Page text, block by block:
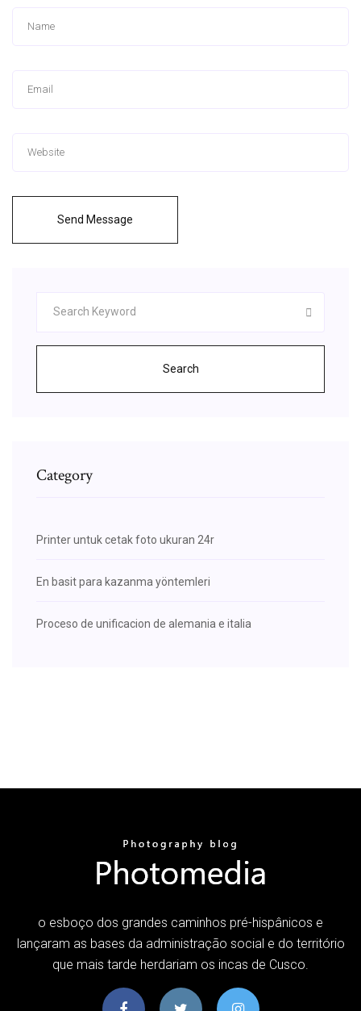
Send Message
Search
Category
Printer untuk cetak foto ukuran 24r
En basit para kazanma yöntemleri
Proceso de unificacion de alemania e italia
o esboço dos grandes caminhos pré-hispânicos e
lançaram as bases da administração social e do território
que mais tarde herdariam os incas de Cusco.